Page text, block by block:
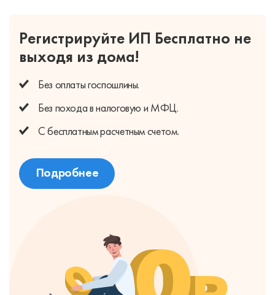
Регистрируйте ИП Бесплатно не
выходя из дома!
Без оплатыгоспошлины.
Без походав налоговую и МФЦ.
С бесплатнымрасчетным счетом.
Подробнее